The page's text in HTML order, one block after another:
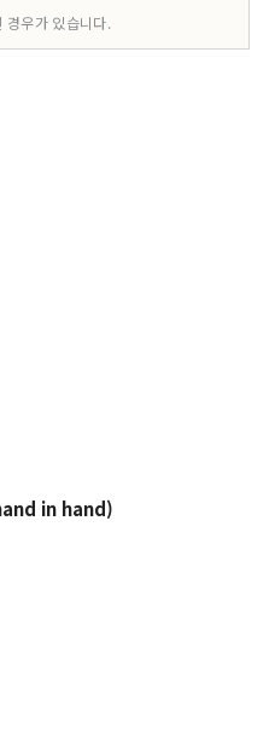
경우가 있습니다.
in hand)